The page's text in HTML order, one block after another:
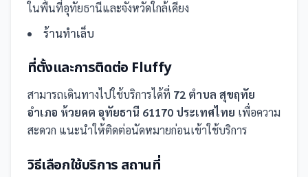
ในพื้นที่อุทัยธานีและจังหวัดใกล้เคียง
ร้านทำเล็บ
ที่ตั้งและการติดต่อ Fluffy
สามารถเดินทางไปใช้บริการได้ที่ 72 ตำบล สุขฤทัย
อำเภอ ห้วยคต อุทัยธานี 61170 ประเทศไทย เพื่อความ
สะดวก แนะนำให้ติดต่อนัดหมายก่อนเข้าใช้บริการ
วิธีเลือกใช้บริการ สถานที่